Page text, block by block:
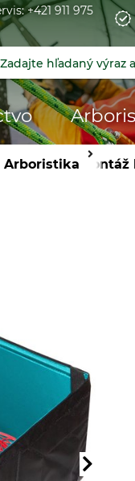
+421 911 975
Arboristika Montáž